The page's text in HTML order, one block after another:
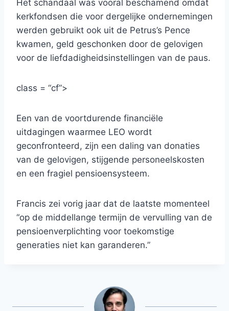
Het schandaal was vooral beschamend omdat
kerkfondsen die voor dergelijke ondernemingen
werden gebruikt ook uit de Petrus’s Pence
kwamen, geld geschonken door de gelovigen
voor de liefdadigheidsinstellingen van de paus.
class = “cf”>
Een van de voortdurende financiële
uitdagingen waarmee LEO wordt
geconfronteerd, zijn een daling van donaties
van de gelovigen, stijgende personeelskosten
en een fragiel pensioensysteem.
Francis zei vorig jaar dat de laatste momenteel
“op de middellange termijn de vervulling van de
pensioenverplichting voor toekomstige
generaties niet kan garanderen.”